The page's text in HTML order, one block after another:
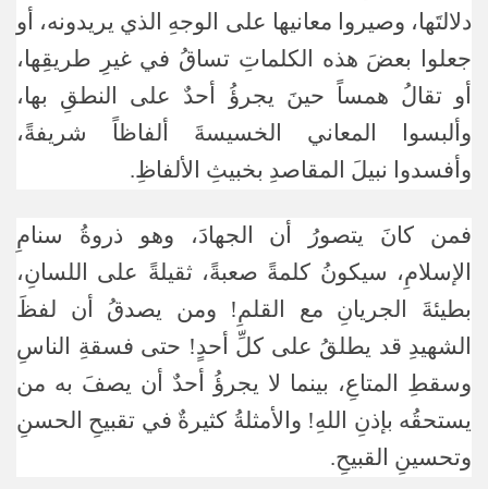
دلالتَها، وصيروا معانيها على الوجهِ الذي يريدونه، أو
جعلوا بعضَ هذه الكلماتِ تساقُ في غيرِ طريقِها،
أو تقالُ همساً حينَ يجرؤُ أحدٌ على النطقِ بها،
وألبسوا المعاني الخسيسةَ ألفاظاً شريفةً،
وأفسدوا نبيلَ المقاصدِ بخبيثِ الألفاظِ.
فمن كانَ يتصورُ أن الجهادَ، وهو ذروةُ سنامِ
الإسلامِ، سيكونُ كلمةً صعبةً، ثقيلةً على اللسانِ،
بطيئةَ الجريانِ مع القلمِ! ومن يصدقُ أن لفظَ
الشهيدِ قد يطلقُ على كلِّ أحدٍ! حتى فسقةِ الناسِ
وسقطِ المتاعِ، بينما لا يجرؤُ أحدٌ أن يصفَ به من
يستحقُه بإذنِ اللهِ! والأمثلةُ كثيرةٌ في تقبيحِ الحسنِ
وتحسينِ القبيحِ.